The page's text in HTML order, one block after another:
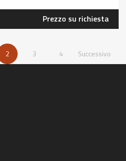
Prezzo su richiesta
2 3 4 Successivo